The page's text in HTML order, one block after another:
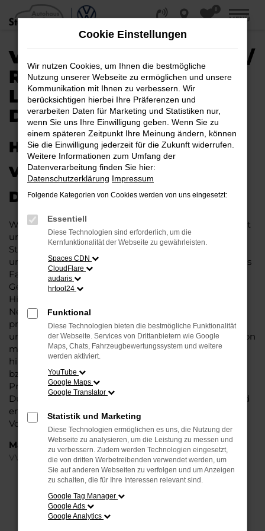
Zum
Hauptinhalt
0
MENÜ
VW ID.4 EU-NEUWAGEN /
REIMPORT |
LIEFERSERVICE NACH
DÜSSELDORF
HERAUSRAGENDE QUALITÄT:
VW ID.4 EU-NEUWAGEN FÜR
DÜSSELDORF
Wer in puncto Qualität keinerlei Kompromisse eingeht
und bei Fahrten durch Düsseldorf auf dem neuesten
Stand der Automobiltechnik sein möchte, landet
unweigerlich bei einem VW ID.4 EU-Neuwagen. Dieses
Fahrzeug überzeugt vor allem in der aktuellen
Generation in den Vergleichstests und gilt in vielerlei
Hinsicht als Trendsetter. Wenn Sie Ihren VW ID.4 EU-
Neuwagen für Düsseldorf bei Steinböhmer kaufen,
profitieren Sie gleich mehrfach. So bieten wir einen
umfangreichen Service und bringen eine Erfahrung von
mehr als 80 Jahren in die Beratung mit ein. Darüber
hinaus sichern Sie sich bei jedem Kauf einen Rabatt
bzw. Nachlass, der teilweise im zweistelligen
Prozentbereich liegt. VW ID.4 EU-Neuwagen für
Düsseldorf sind bei uns auch im Leasing zu haben und
entsprechend zu 100 Prozent Ihren individuellen
Vorstellungen.
Marken
VW
FEHLER: NETWORK ERROR
Beim Laden ist ein Fehler aufgetreten.
Cookie Einstellungen
Wir nutzen Cookies, um Ihnen die bestmögliche
Nutzung unserer Webseite zu ermöglichen und unsere
Kommunikation mit Ihnen zu verbessern. Wir
berücksichtigen hierbei Ihre Präferenzen und
verarbeiten Daten für Marketing und Statistiken nur,
wenn Sie uns Ihre Einwilligung geben. Wenn Sie zu
einem späteren Zeitpunkt Ihre Meinung ändern, können
Sie die Einwilligung jederzeit für die Zukunft widerrufen.
Weitere Informationen zum Umfang der
Datenverarbeitung finden Sie hier:
Datenschutzerklärung Impressum
Folgende Kategorien von Cookies werden von uns eingesetzt:
Essentiell
Diese Technologien sind erforderlich, um die
Kernfunktionalität der Webseite zu gewährleisten.
Spaces CDN
CloudFlare
audaris
hrtool24
Funktional
Diese Technologien bieten die bestmögliche Funktionalität
der Webseite. Services von Drittanbietern wie Google
Maps, Chats, Fahrzeugbewertungssystem und weitere
werden aktiviert.
YouTube
Google Maps
Google Translator
Statistik und Marketing
Diese Technologien ermöglichen es uns, die Nutzung der
Webseite zu analysieren, um die Leistung zu messen und
zu verbessern. Zudem werden Technologien eingesetzt,
die von dritten Werbetreibenden verwendet werden, um
Sie auf anderen Webseiten zu verfolgen und um Anzeigen
zu schalten, die für Ihre Interessen relevant sind.
Google Tag Manager
Google Ads
Google Analytics